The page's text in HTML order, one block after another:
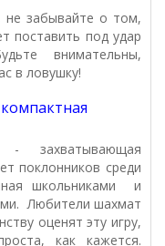
не забывайте о том,
поставить под удар
внимательны,
в ловушку!
- захватывающая
поклонников среди
школьниками и
Любители шахмат
оценят эту игру,
как кажется.